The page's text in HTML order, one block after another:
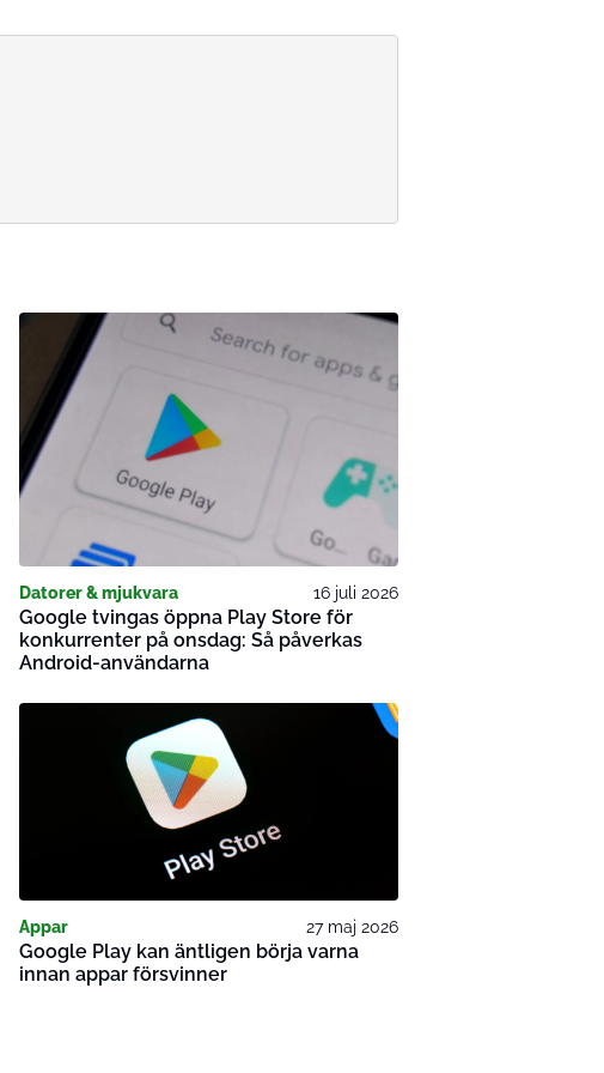
Datorer & mjukvara 16 juli 2026
Google tvingas öppna Play Store för
konkurrenter på onsdag: Så påverkas
Android-användarna
Appar 27 maj 2026
Google Play kan äntligen börja varna
innan appar försvinner